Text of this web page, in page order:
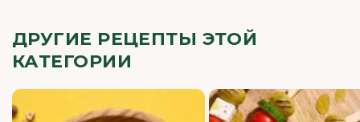
ДРУГИЕ РЕЦЕПТЫ ЭТОЙ
КАТЕГОРИИ